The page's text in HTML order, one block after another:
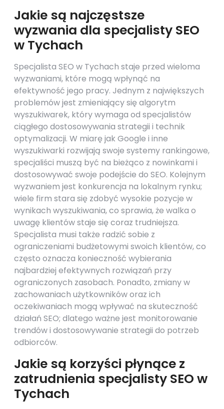
Jakie są najczęstsze
wyzwania dla specjalisty SEO
w Tychach
Specjalista SEO w Tychach staje przed wieloma
wyzwaniami, które mogą wpłynąć na
efektywność jego pracy. Jednym z największych
problemów jest zmieniający się algorytm
wyszukiwarek, który wymaga od specjalistów
ciągłego dostosowywania strategii i technik
optymalizacji. W miarę jak Google i inne
wyszukiwarki rozwijają swoje systemy rankingowe,
specjaliści muszą być na bieżąco z nowinkami i
dostosowywać swoje podejście do SEO. Kolejnym
wyzwaniem jest konkurencja na lokalnym rynku;
wiele firm stara się zdobyć wysokie pozycje w
wynikach wyszukiwania, co sprawia, że walka o
uwagę klientów staje się coraz trudniejsza.
Specjalista musi także radzić sobie z
ograniczeniami budżetowymi swoich klientów, co
często oznacza konieczność wybierania
najbardziej efektywnych rozwiązań przy
ograniczonych zasobach. Ponadto, zmiany w
zachowaniach użytkowników oraz ich
oczekiwaniach mogą wpływać na skuteczność
działań SEO; dlatego ważne jest monitorowanie
trendów i dostosowywanie strategii do potrzeb
odbiorców.
Jakie są korzyści płynące z
zatrudnienia specjalisty SEO w
Tychach